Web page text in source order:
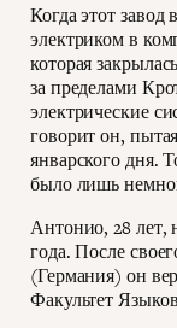
Когда этот
электриком в
которая
за пределами
электрические
говорит он,
январского дня.
было лишь
Антонио, 28 лет,
года. После
(Германия) он
Факультет